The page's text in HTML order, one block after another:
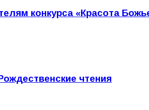
конкурса «Красота
чтения